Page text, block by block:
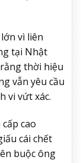
vì liên
tại Nhật
thời hiệu
vẫn yêu cầu
vi vứt xác.
cao
cái chết
buộc ông